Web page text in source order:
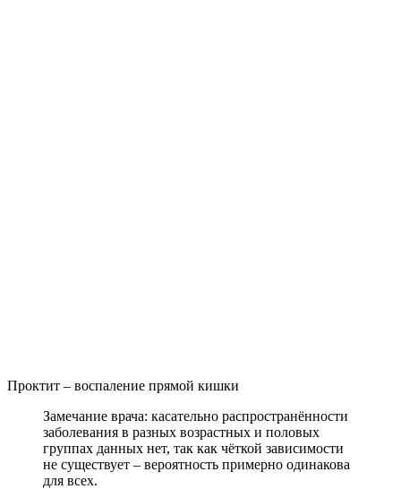
Проктит – воспаление прямой кишки
Замечание врача: касательно распространённости
заболевания в разных возрастных и половых
группах данных нет, так как чёткой зависимости
не существует – вероятность примерно одинакова
для всех.